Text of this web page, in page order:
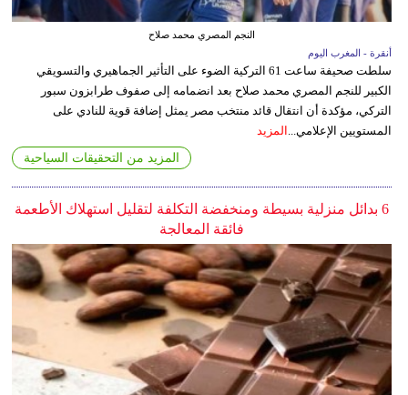
النجم المصري محمد صلاح
أنقرة - المغرب اليوم
سلطت صحيفة ساعت 61 التركية الضوء على التأثير الجماهيري والتسويقي
الكبير للنجم المصري محمد صلاح بعد انضمامه إلى صفوف طرابزون سبور
التركي، مؤكدة أن انتقال قائد منتخب مصر يمثل إضافة قوية للنادي على
المستويين الإعلامي... المزيد
المزيد من التحقيقات السياحية
6 بدائل منزلية بسيطة ومنخفضة التكلفة لتقليل استهلاك الأطعمة
فائقة المعالجة